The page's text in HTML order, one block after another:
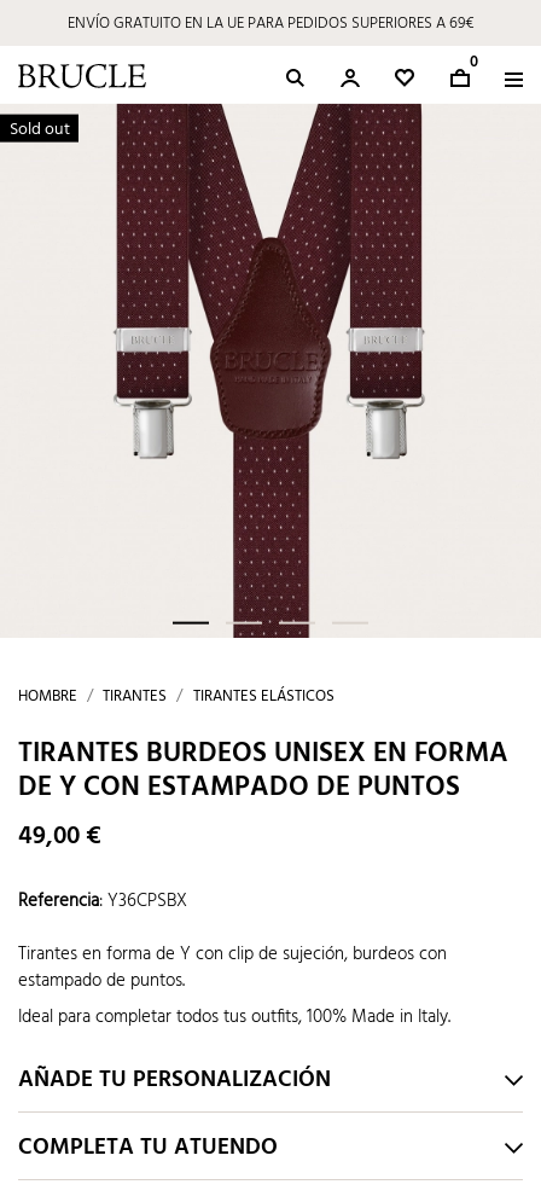
ENVÍO GRATUITO EN LA UE PARA PEDIDOS SUPERIORES A 69€
0
Sold out
HOMBRE TIRANTES TIRANTES ELÁSTICOS
TIRANTES BURDEOS UNISEX EN FORMA
DE Y CON ESTAMPADO DE PUNTOS
49,00 €
Referencia:Y36CPSBX
Tirantes en forma de Y con clip de sujeción, burdeos con
estampado de puntos.
Ideal para completar todos tus outfits, 100% Made in Italy.
AÑADE TU PERSONALIZACIÓN
COMPLETA TU ATUENDO